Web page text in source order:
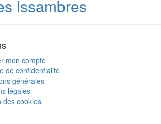
Issambres
mon compte
de confidentialité
générales
légales
des cookies